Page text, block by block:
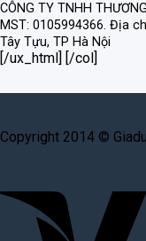
CÔNG TY TNHH
MST: 0105994366. Địa
Tây Tựu, TP Hà Nội
[/ux_html] [/col]
Copyright 2014 ©